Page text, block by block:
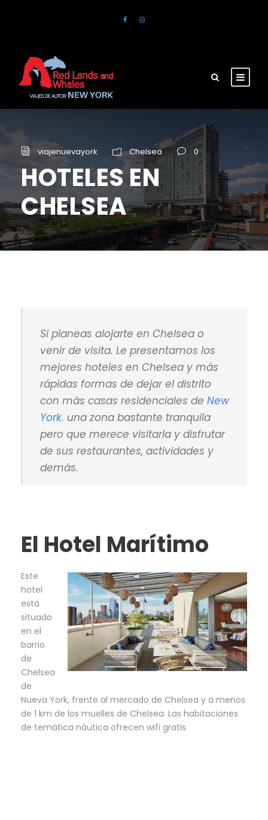
viajenuevayork Chelsea 0
HOTELES EN
CHELSEA
Si planeas alojarte en Chelsea o
venir de visita. Le presentamos los
mejores hoteles en Chelsea y más
rápidas formas de dejar el distrito
con más casas residenciales de New
York. una zona bastante tranquila
pero que merece visitarla y disfrutar
de sus restaurantes, actividades y
demás.
El Hotel Marítimo
Este
hotel
está
situado
en el
barrio
de
Chelsea
de
Nueva York, frente al mercado de Chelsea y a menos
de 1 km de los muelles de Chelsea. Las habitaciones
de temática náutica ofrecen wifi gratis.